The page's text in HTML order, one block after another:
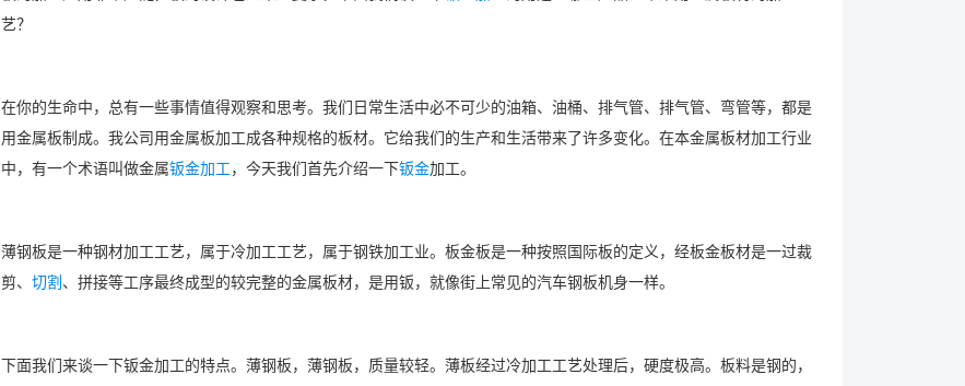
艺？
在你的生命中，总有一些事情值得观察和思考。我们日常生活中必不可少的油箱、油桶、排气管、排气管、弯管等，都是
用金属板制成。我公司用金属板加工成各种规格的板材。它给我们的生产和生活带来了许多变化。在本金属板材加工行业
中，有一个术语叫做金属钣金加工，今天我们首先介绍一下钣金加工。
薄钢板是一种钢材加工工艺，属于冷加工工艺，属于钢铁加工业。板金板是一种按照国际板的定义，经板金板材是一过裁
剪、 切割 、拼接等工序最终成型的较完整的金属板材，是用钣，就像街上常见的汽车钢板机身一样。
下面我们来谈一下钣金加工的特点。薄钢板，薄钢板，质量较轻。薄板经过冷加工工艺处理后，硬度极高。板料是钢的，